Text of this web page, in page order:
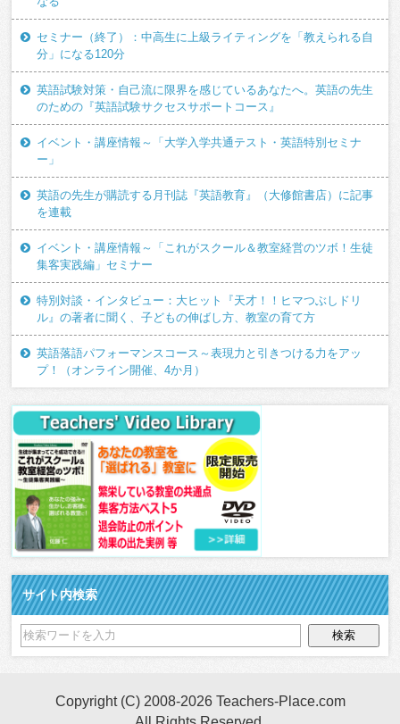
セミナー（終了）：中高生に上級ライティングを「教えられる自
分」になる120分
英語試験対策・自己流に限界を感じているあなたへ。英語の先生
のための『英語試験サクセスサポートコース』
イベント・講座情報～「大学入学共通テスト・英語特別セミナ
ー」
英語の先生が購読する月刊誌『英語教育』（大修館書店）に記事
を連載
イベント・講座情報～「これがスクール＆教室経営のツボ！生徒
集客実践編」セミナー
特別対談・インタビュー：大ヒット『天才！！ヒマつぶしドリ
ル』の著者に聞く、子どもの伸ばし方、教室の育て方
英語落語パフォーマンスコース～表現力と引きつける力をアッ
プ！（オンライン開催、4か月）
サイト内検索
Copyright (C) 2008-2026 Teachers-Place.com